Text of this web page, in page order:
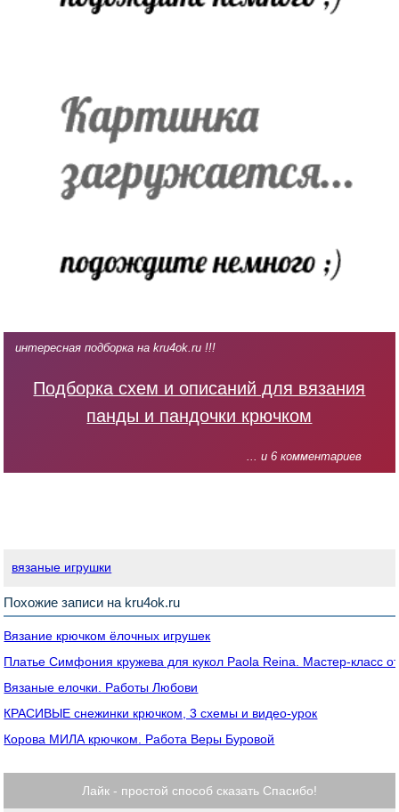
интересная подборка на kru4ok.ru !!!
Подборка схем и описаний для вязания
панды и пандочки крючком
... и 6 комментариев
вязаные игрушки
Похожие записи на kru4ok.ru
Вязание крючком ёлочных игрушек
Платье Симфония кружева для кукол Paola Reina. Мастер-класс
Вязаные елочки. Работы Любови
КРАСИВЫЕ cнежинки крючком, 3 схемы и видео-урок
Корова МИЛА крючком. Работа Веры Буровой
Лайк - простой способ сказать Спасибо!